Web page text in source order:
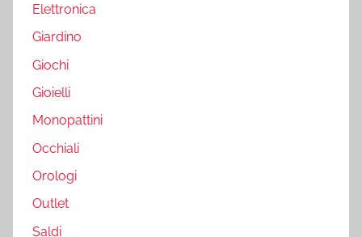
Elettronica
Giardino
Giochi
Gioielli
Monopattini
Occhiali
Orologi
Outlet
Saldi